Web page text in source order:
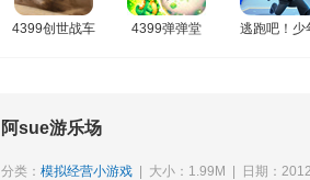
4399创世战车 4399弹弹堂 逃跑吧！少
阿sue游乐场
分类： 模拟经营小游戏 | 大小：1.99M | 日期：